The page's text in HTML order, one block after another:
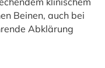
Beinen, auch bei
Abklärung